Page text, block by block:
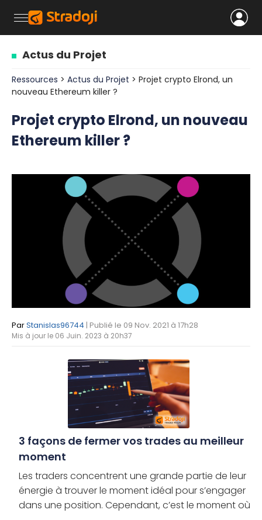
Actus du Projet
Ressources > Actus du Projet > Projet crypto Elrond, un
nouveau Ethereum killer ?
Projet crypto Elrond, un nouveau
Ethereum killer ?
ParStanislas96744 | Publié le 09 Nov. 2021 à 17h28
Mis à jour le 06 Juin. 2023 à 20h37
3 façons de fermer vos trades au meilleur
moment
Les traders concentrent une grande partie de leur
énergie à trouver le moment idéal pour s’engager
dans une position. Cependant, c’est le moment où